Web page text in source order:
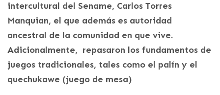
intercultural del Sename, Carlos Torres
Manquian, el que además es autoridad
ancestral de la comunidad en que vive.
Adicionalmente, repasaron los fundamentos de
juegos tradicionales, tales como el palín y el
quechukawe (juego de mesa)